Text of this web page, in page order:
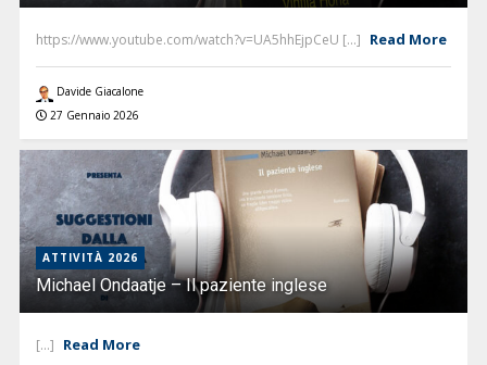
https://www.youtube.com/watch?v=UA5hhEjpCeU [...] Read More
Davide Giacalone
27 Gennaio 2026
ATTIVITÀ 2026
Michael Ondaatje – Il paziente inglese
[...] Read More